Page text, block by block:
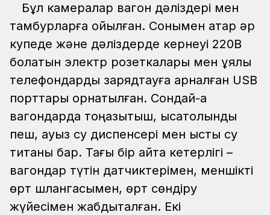
Бұл камералар вагон дәліздері мен
тамбурларға қойылған. Сонымен қатар әр
купеде және дәліздерде кернеуі 220В
болатын электр розеткалары мен ұялы
телефондарды зарядтауға арналған USB
порттары орнатылған. Сондай-ақ
вагондарда тоңазытқыш, қысқатолқынды
пеш, ауыз су диспенсері мен ыстық су
титаны бар. Тағы бір айта кетерлігі –
вагондар түтін датчиктерімен, меншікті
өрт шлангасымен, өрт сөндіру
жүйесімен жабдықталған. Екі